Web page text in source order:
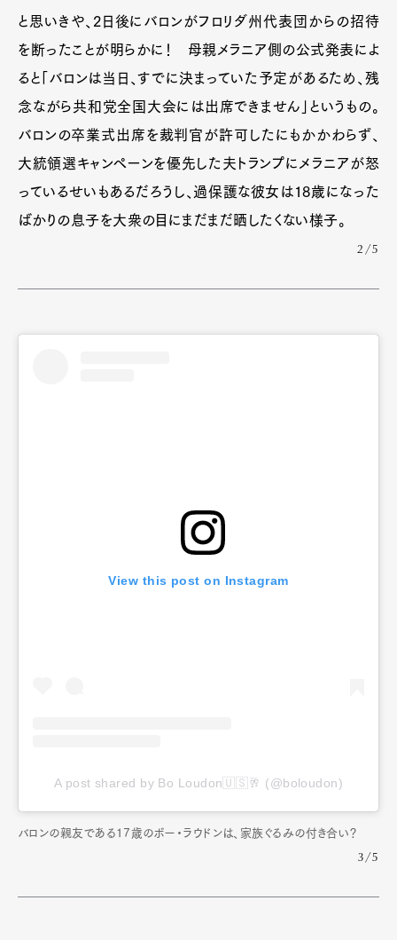
と思いきや、2日後にバロンがフロリダ州代表団からの招待
を断ったことが明らかに！ 母親メラニア側の公式発表によ
ると「バロンは当日、すでに決まっていた予定があるため、残
念ながら共和党全国大会には出席できません」というもの。
バロンの卒業式出席を裁判官が許可したにもかかわらず、
大統領選キャンペーンを優先した夫トランプにメラニアが怒
っているせいもあるだろうし、過保護な彼女は18歳になった
ばかりの息子を大衆の目にまだまだ晒したくない様子。
2/5
View this post on Instagram
A post shared by Bo Loudon🇺🇸🥂 (@boloudon)
バロンの親友である17歳のボー・ラウドンは、家族ぐるみの付き合い？
3/5